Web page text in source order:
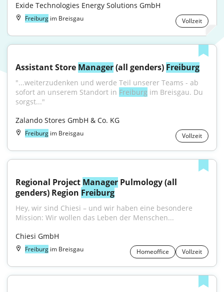
Exide Technologies Energy Solutions GmbH
Freiburg im Breisgau Vollzeit
Assistant Store Manager (all genders) Freiburg
"...weiterzudenken und werde Teil unserer Teams - ab
sofort an unserem Standort in Freiburg im Breisgau. Du
sorgst..."
Zalando Stores GmbH & Co. KG
Freiburg im Breisgau Vollzeit
Regional Project Manager Pulmology (all
genders) Region Freiburg
Hey, wir sind Chiesi – und wir haben eine besondere
Mission: Wir wollen das Leben der Menschen...
Chiesi GmbH
Freiburg im Breisgau Homeoffice Vollzeit